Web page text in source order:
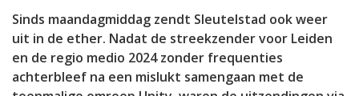
Sinds maandagmiddag zendt Sleutelstad ook weer
uit in de ether. Nadat de streekzender voor Leiden
en de regio medio 2024 zonder frequenties
achterbleef na een mislukt samengaan met de